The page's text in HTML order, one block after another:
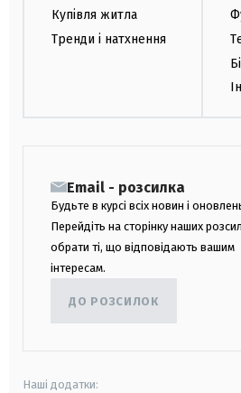
Купівля житла
Тренди і натхнення
Email - розсилка
Будьте в курсі всіх новин і
Перейдіть на сторінку наших
обрати ті, що відповідають вашим
інтересам.
ДО РОЗСИЛОК
Наші додатки: